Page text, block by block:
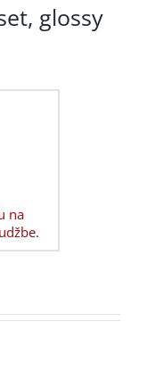
glossy
na